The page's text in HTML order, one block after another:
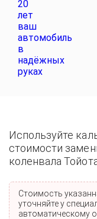
Используйте
стоимости
коленвала
Стоимость
уточняйте у
автоматическому